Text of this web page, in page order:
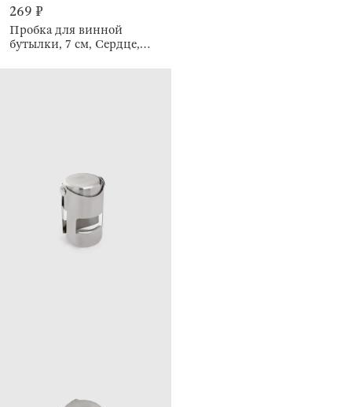
269 ₽
Пробка для винной
бутылки, 7 см, Сердце,